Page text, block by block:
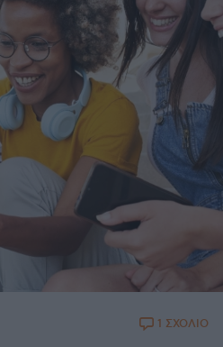
1 ΣΧΟΛΙΟ